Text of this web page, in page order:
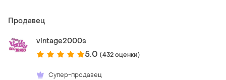
Продавец
vintage2000s
5.0 (432 оценки)
Супер-продавец